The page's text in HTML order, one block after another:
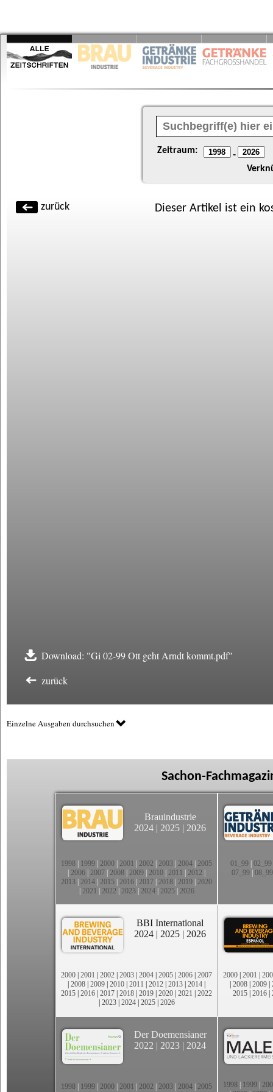
Zeitraum: -
zurück Dieser Artikel ist ein
Download: "Gi 02-99 Ott geht Arndt kommt.pdf"
zurück
Einzelne Ausgaben durchsuchen
Sachon-
Brauindustrie
2024 | 2025 | 2026
1998 1999 2000 2001 2002 2003 2004 2005
2006 2007 2008 2009 2010 2011 2012
2013 2014 2015 2016 2017 2018 2019 2020
2021 2022 2023| 2024| 2025| 2026
01_99| 02_99
07_99 08_99
BBI International
2024 | 2025 | 2026
2000 | 2001 | 2002 | 2003 | 2004 | 2005 | 2006 | 2007
| 2008 | 2009 | 2010 | 2011 | 2012 | 2013 | 2014 |
2015 | 2016 | 2017 | 2018 | 2019 | 2020 | 2021 | 2022
| 2023| 2024| 2025| 2026
2000 | 2001 |
| 2008 | 2009 |
2015 | 2016 |
Der Doemensianer
2022 | 2023 | 2024
1998 1999 2000 2001 2002 2003 2004 2005
1998 1999